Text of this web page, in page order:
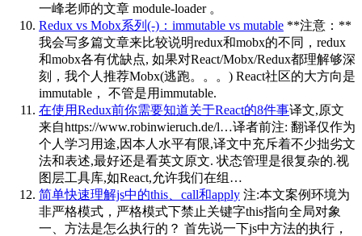
一峰老师的文章 module-loader 。
Redux vs Mobx系列(-)：immutable vs mutable **注意：**
我会写多篇文章来比较说明redux和mobx的不同，redux
和mobx各有优缺点, 如果对React/Mobx/Redux都理解够深
刻，我个人推荐Mobx(逃跑。。。) React社区的大方向是
immutable， 不管是用immutable.
在使用Redux前你需要知道关于React的8件事译文,原文
来自https://www.robinwieruch.de/l…译者前注: 翻译仅作为
个人学习用途,因本人水平有限,译文中充斥着不少拙劣文
法和表述,最好还是看英文原文. 状态管理是很复杂的.视
图层工具库,如React,允许我们在组…
简单快速理解js中的this、call和apply 注:本文案例环境为
非严格模式，严格模式下禁止关键字this指向全局对象
一、方法是怎么执行的？ 首先说一下js中方法的执行，